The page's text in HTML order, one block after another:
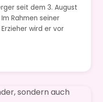
seit dem 3. August
Rahmen seiner
wird er vor